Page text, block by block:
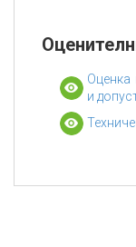
Оценка
и